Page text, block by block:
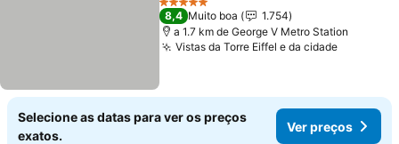
5 Estrelas
8,4 Muito boa
1.754
a 1.7 km de George V Metro Station
Vistas da Torre Eiffel e da cidade
Selecione as datas para ver os preços
exatos.
Ver preços